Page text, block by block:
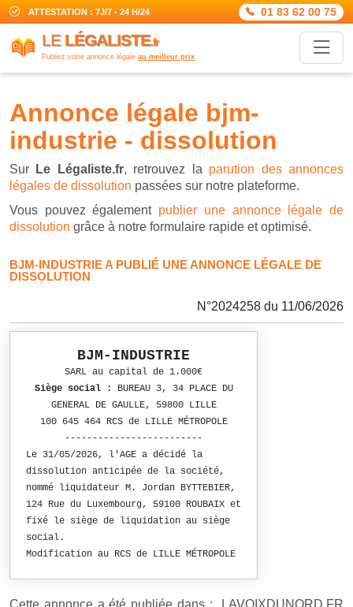
ATTESTATION : 7J/7 - 24 H/24 01 83 62 00 75
LE LÉGALISTE.fr
Publiez votre annonce légale au meilleur prix
annonce légale bjm-
industrie - dissolution
Sur Le Légaliste.fr, retrouvez la parution des annonces
légales de dissolution passées sur notre plateforme.
Vous pouvez également publier une annonce légale de
dissolution grâce à notre formulaire rapide et optimisé.
BJM-INDUSTRIE A PUBLIÉ UNE ANNONCE LÉGALE DE
DISSOLUTION
N°2024258 du 11/06/2026
BJM-INDUSTRIE
SARL au capital de 1.000€
Siège social :
BUREAU 3, 34 PLACE DU
GENERAL DE GAULLE, 59800 LILLE
100 645 464 RCS de LILLE MÉTROPOLE
-------------------------
Le 31/05/2026, l'AGE a décidé la
dissolution anticipée de la société,
nommé liquidateur M. Jordan BYTTEBIER,
124 Rue du Luxembourg, 59100 ROUBAIX et
fixé le siège de liquidation au siège
social.
Modification au RCS de LILLE MÉTROPOLE
Cette annonce a été publiée dans : LAVOIXDUNORD.FR